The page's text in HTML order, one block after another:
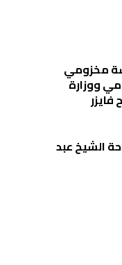
مخزومي
ووزارة
الشيخ عبد